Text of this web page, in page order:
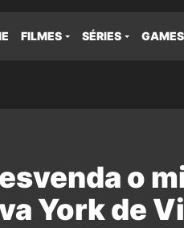
FILMES SÉRIES GAMES
o
York de